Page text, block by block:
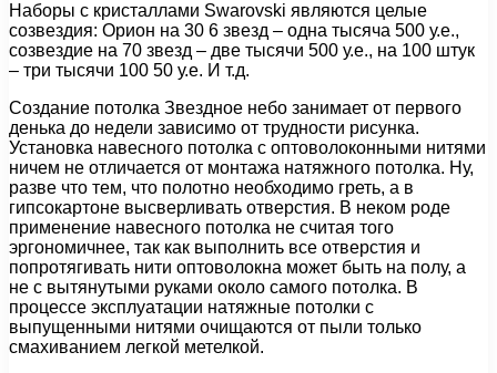
Наборы с кристаллами Swarovski являются целые
созвездия: Орион на 30 6 звезд – одна тысяча 500 у.е.,
созвездие на 70 звезд – две тысячи 500 у.е., на 100 штук
– три тысячи 100 50 у.е. И т.д.
Создание потолка Звездное небо занимает от первого
денька до недели зависимо от трудности рисунка.
Установка навесного потолка с оптоволоконными нитями
ничем не отличается от монтажа натяжного потолка. Ну,
разве что тем, что полотно необходимо греть, а в
гипсокартоне высверливать отверстия. В неком роде
применение навесного потолка не считая того
эргономичнее, так как выполнить все отверстия и
попротягивать нити оптоволокна может быть на полу, а
не с вытянутыми руками около самого потолка. В
процессе эксплуатации натяжные потолки с
выпущенными нитями очищаются от пыли только
смахиванием легкой метелкой.